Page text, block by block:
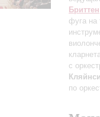
Бриттен
фуга
с
по